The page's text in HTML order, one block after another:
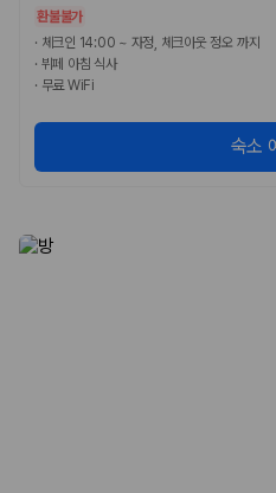
경차·소형차
혼자 또는 2인 여행에 적합하며
가 가장 먼저 비교하는 차종입니
커플·친구 여행에서 많이 선택
SUV
승합차·대형차
단체 여행이나 4인 이상 가족
환불불가
· 체크인 14:00 ~ 자정, 체크아웃 정오 까지
· 뷔페 아침 식사
· 무료 WiFi
숙소